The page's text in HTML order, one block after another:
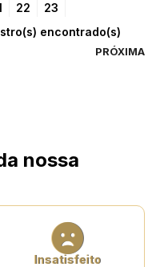
22 23
encontrado(s)
PRÓXIMA
nossa
Insatisfeito